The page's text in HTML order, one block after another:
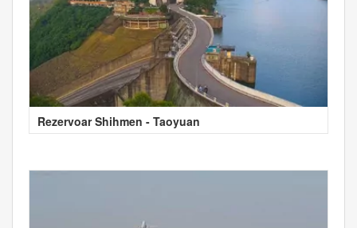
Rezervoar Shihmen - Taoyuan